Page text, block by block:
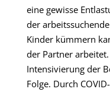
eine gewisse
der
Kinder kümmern
der Partner
Intensivierung der
Folge. Durch